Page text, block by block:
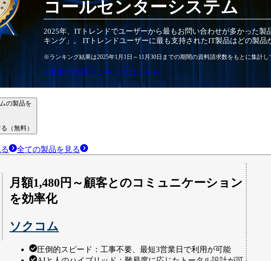
コールセンターシステム
2025年、ITトレンドでユーザーから最もお問い合わせが多かった製
キング」。 ITトレンドユーザーに最も支持されたIT製品はどの製品
※ランキング結果は2025年1月1日～ 11月30日 までの期間の資料請求数をもとに集計し
» 最新の年間ランキングはこちら
の製品を
（無料）
全ての製品を見る
月額1,480円～顧客とのコミュニケーション
を効率化
ソクコム
圧倒的スピード：工事不要、最短3営業日で利用が可能